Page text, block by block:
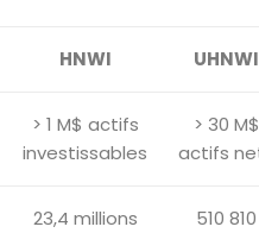
HNWI UHNWI
> 1 M$ actifs
investissables
> 30 M$
actifs
23,4 millions
510 810